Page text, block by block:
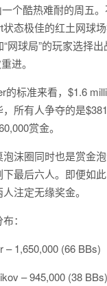
个酷热难耐的周五
态极佳的红土网球场
网球局”的玩家选择
进。
的标准来看，$1.6
所有人争夺的是
赏金。
沫圈同时也是赏金
最后六人。即便如
注定无缘奖金。
：
– 1,650,000 (66 BBs)
– 945,000 (38 BBs)